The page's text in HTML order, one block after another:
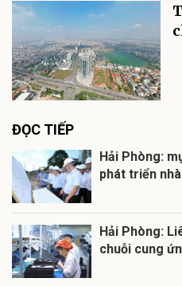
ĐỌC TIẾP
Hải Phòng:
phát triển
Hải Phòng:
chuỗi cung